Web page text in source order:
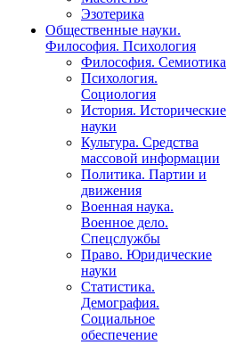
Эзотерика
Общественные науки.
Философия. Психология
Философия. Семиотика
Психология.
Социология
История. Исторические
науки
Культура. Средства
массовой информации
Политика. Партии и
движения
Военная наука.
Военное дело.
Спецслужбы
Право. Юридические
науки
Статистика.
Демография.
Социальное
обеспечение